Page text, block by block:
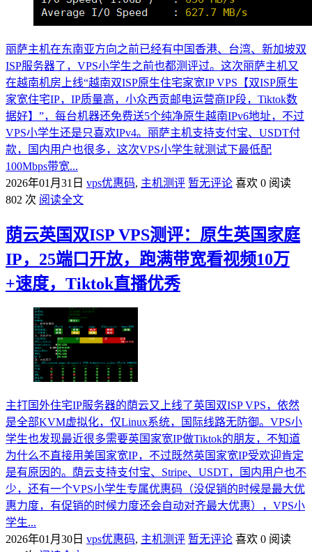
丽萨主机在东南亚方向之前已经有中国香港、台湾、新加坡双
ISP服务器了，VPS小学生之前也都测评过。这次丽萨主机又
在越南机房上线“越南双ISP原生住宅家宽IP VPS【双ISP原生
家宽住宅IP，IP质量高，小众西贡邮电运营商IP段，Tiktok数
据好】”，每台机器还免费送5个纯净原生越南IPv6地址，不过
VPS小学生还是只喜欢IPv4。丽萨主机支持支付宝、USDT付
款，国内用户也很多，这次VPS小学生就测试下最低配
100Mbps带宽...
2026年01月31日 vps优惠码, 主机测评 暂无评论 喜欢 0 阅读
802 次 阅读全文
荫云英国双ISP VPS测评：原生英国家庭
IP，25端口开放，跑满带宽看视频10万
+速度，Tiktok直播优秀
主打国外住宅IP服务器的荫云又上线了英国双ISP VPS，依然
是全部KVM虚拟化，仅Linux系统，国际线路无防御。VPS小
学生也发现最近很多需要英国家宽IP做Tiktok的朋友，不知道
为什么不直接用美国家宽IP，不过既然英国家宽IP受欢迎肯定
是有原因的。荫云支持支付宝、Stripe、USDT，国内用户也不
少，还有一个VPS小学生专属优惠码（没促销的时候是最大优
惠力度，有促销的时候力度还会自动对齐最大优惠），VPS小
学生...
2026年01月30日 vps优惠码, 主机测评 暂无评论 喜欢 0 阅读